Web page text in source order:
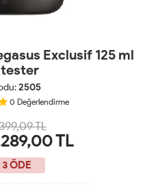
Exclusif 125 ml
2505
0 Değerlendirme
TL
TL
ÖDE